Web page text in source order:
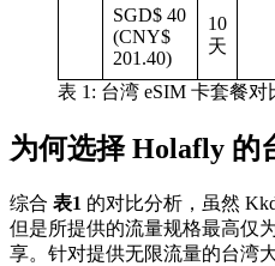
SGD$ 40
(CNY$
201.40)
10
天
表 1: 台湾 eSIM 卡套餐对
为何选择 Holafly 的
综合 表1 的对比分析，虽然
但是所提供的流量规格最高仅
享。针对提供无限流量的台湾